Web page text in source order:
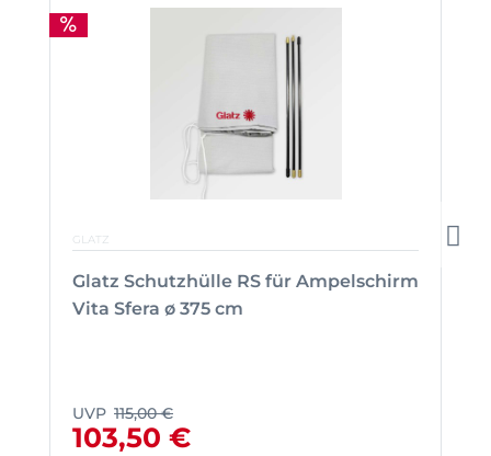
GLATZ
Glatz Schutzhülle RS für Ampelschirm
Vita Sfera ø 375 cm
UVP 115,00 €
103,50 €